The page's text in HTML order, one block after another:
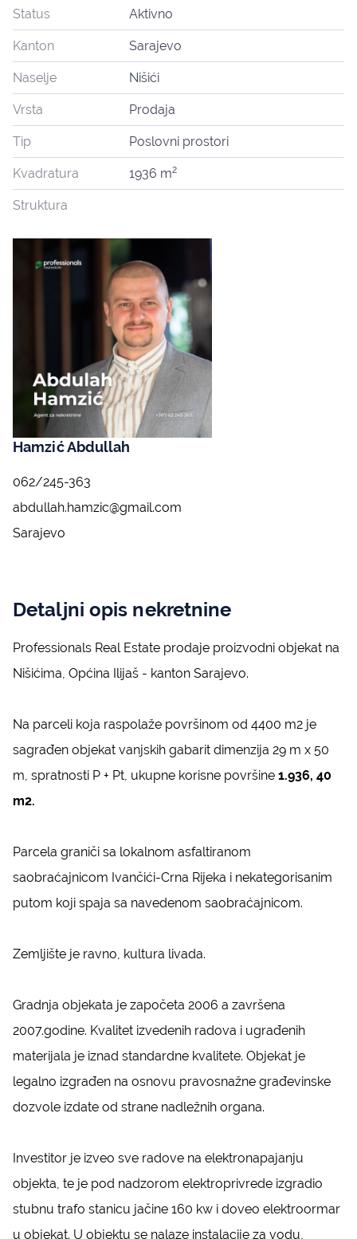
Status Aktivno
Kanton Sarajevo
Naselje Nišići
Vrsta Prodaja
Tip Poslovni prostori
Kvadratura 1936 m2
Struktura
Hamzić Abdullah
062/245-363
abdullah.hamzic@gmail.com
Sarajevo
Detaljni opis nekretnine
Professionals Real Estate prodaje proizvodni objekat na
Nišićima, Općina Ilijaš - kanton Sarajevo.
Na parceli koja raspolaže površinom od 4400 m2 je
sagrađen objekat vanjskih gabarit dimenzija 29 m x 50
m, spratnosti P + Pt, ukupne korisne površine 1.936, 40
m2.
Parcela graniči sa lokalnom asfaltiranom
saobraćajnicom Ivančići-Crna Rijeka i nekategorisanim
putom koji spaja sa navedenom saobraćajnicom.
Zemljište je ravno, kultura livada.
Gradnja objekata je započeta 2006 a završena
2007.godine. Kvalitet izvedenih radova i ugrađenih
materijala je iznad standardne kvalitete. Objekat je
legalno izgrađen na osnovu pravosnažne građevinske
dozvole izdate od strane nadležnih organa.
Investitor je izveo sve radove na elektronapajanju
objekta, te je pod nadzorom elektroprivrede izgradio
stubnu trafo stanicu jačine 160 kw i doveo elektroormar
u objekat. U objektu se nalaze instalacije za vodu,